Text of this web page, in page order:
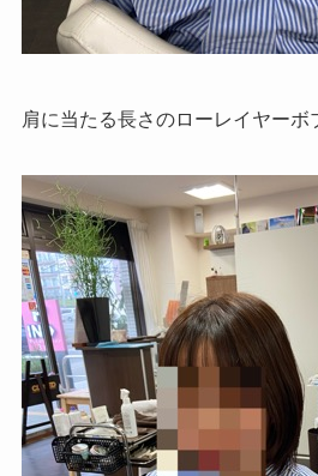
肩に当たる長さのローレイヤーボ